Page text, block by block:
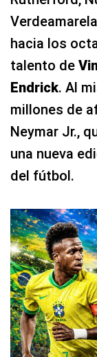
hacia los
talento de
Endrick. Al
millones de
Neymar Jr.,
una nueva
del fútbol.